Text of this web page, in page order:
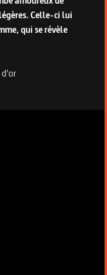
Celle-ci lui
qui se révèle
d'or